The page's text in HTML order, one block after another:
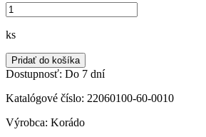
množstvo
Korádo
radiátor
600/1000,
22060100-
0010
ks
Pridať do košíka
Dostupnosť: Do 7 dní
Katalógové číslo: 22060100-60-0010
Výrobca: Korádo